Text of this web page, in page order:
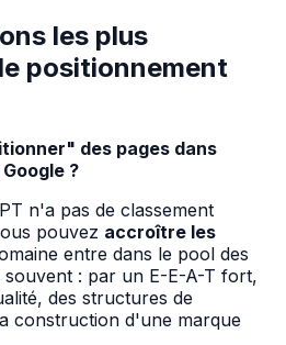
les plus
positionnement
des pages dans
?
n'a pas de classement
pouvez accroître les
entre dans le pool des
: par un E-E-A-T fort,
des structures de
construction d'une marque